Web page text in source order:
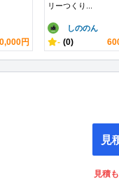
円
リーつくり...
しののん
- (0)
見
見積